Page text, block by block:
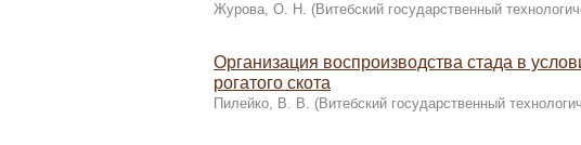
Журова, O. H. (Витебский государственный
Организация воспроизводства стада в
рогатого скота
Пилейко, В. В. (Витебский государственный